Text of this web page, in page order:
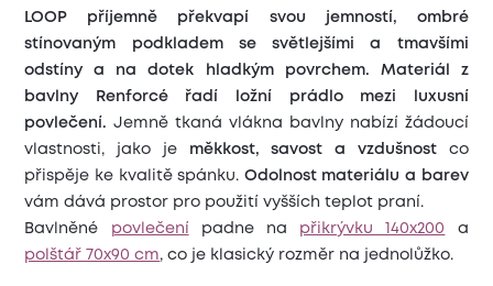
LOOP příjemně překvapí svou jemností, ombré
stínovaným podkladem se světlejšími a tmavšími
odstíny a na dotek hladkým povrchem.
Materiál z
bavlny Renforcé řadí ložní prádlo mezi luxusní
povlečení.Jemně tkaná vlákna bavlny nabízí žádoucí
vlastnosti, jako je
měkkost, savost a vzdušnost co
přispěje ke kvalitě spánku. Odolnost materiálu a barev
vám dává prostor pro použití vyšších teplot praní.
Bavlněné
povlečení padne na přikrývku 140x200
a
polštář 70x90 cm, co je klasický rozměr na jednolůžko.